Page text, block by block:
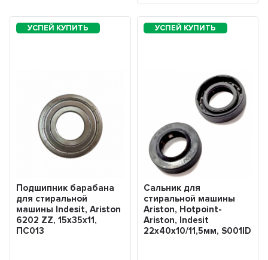
Подшипник барабана
для стиральной
машины Indesit, Ariston
6202 ZZ, 15x35x11,
ПС013
Сальник для
стиральной машины
Ariston, Hotpoint-
Ariston, Indesit
22x40x10/11,5мм, S001ID